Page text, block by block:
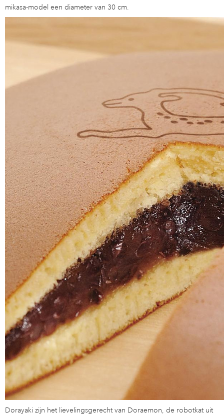
mikasa-model een diameter van 30 cm.
Dorayaki zijn het lievelingsgerecht van Doraemon, de robotkat uit